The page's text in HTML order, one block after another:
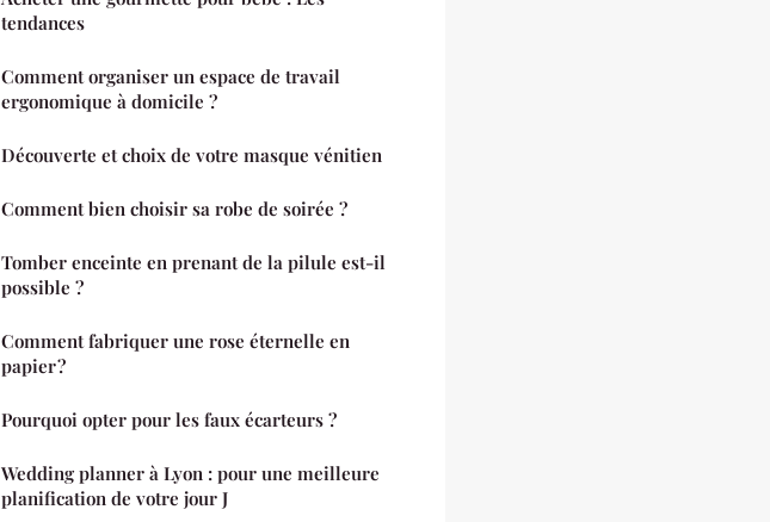
tendances
Comment organiser un espace de travail
ergonomique à domicile ?
Découverte et choix de votre masque vénitien
Comment bien choisir sa robe de soirée ?
Tomber enceinte en prenant de la pilule est-il
possible ?
Comment fabriquer une rose éternelle en
papier ?
Pourquoi opter pour les faux écarteurs ?
Wedding planner à Lyon : pour une meilleure
planification de votre jour J